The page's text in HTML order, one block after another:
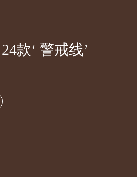
款‘ 警戒线’